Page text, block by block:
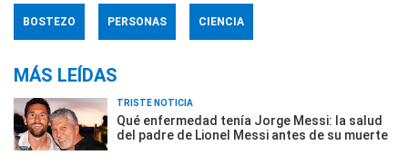
BOSTEZO PERSONAS CIENCIA
MÁS LEÍDAS
TRISTE NOTICIA
Qué enfermedad tenía Jorge Messi: la salud
del padre de Lionel Messi antes de su muerte